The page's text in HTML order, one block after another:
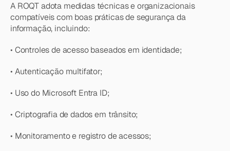
A ROQT adota medidas técnicas e organizacionais
compatíveis com boas práticas de segurança da
informação, incluindo:
• Controles de acesso baseados em identidade;
• Autenticação multifator;
• Uso do Microsoft Entra ID;
• Criptografia de dados em trânsito;
• Monitoramento e registro de acessos;